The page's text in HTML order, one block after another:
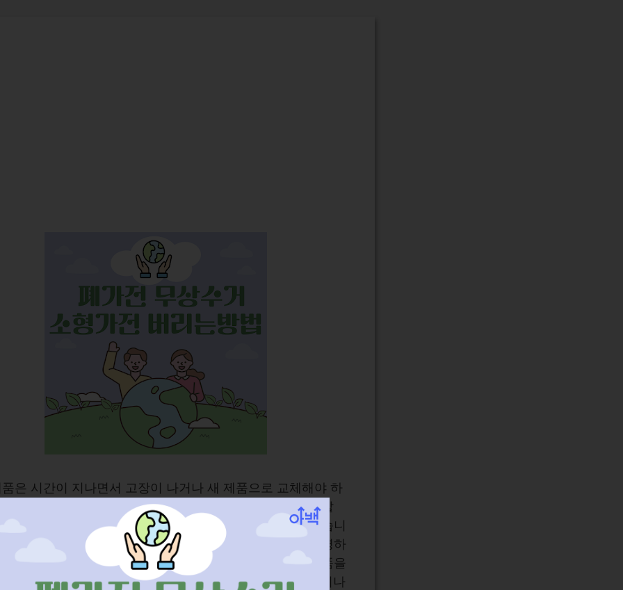
은 시간이 지나면서 고장이 나거나 새 제품으로 교체해야 하
가 많습니다. 하지만 무분별하게 버리면 환경 오염을 초래할
며, 일부 가전제품에는 재활용 가능한 부품이 포함되어 있습니
해결하기 위해 정부에서는 폐가전 무상수거 서비스를 운영하
며, 이를 통해 보다 편리하고 친환경적인 방법으로 가전제품을
수 있습니다. 부피가 큰 TV, 냉장고, 에어컨등 별도의 가입이나